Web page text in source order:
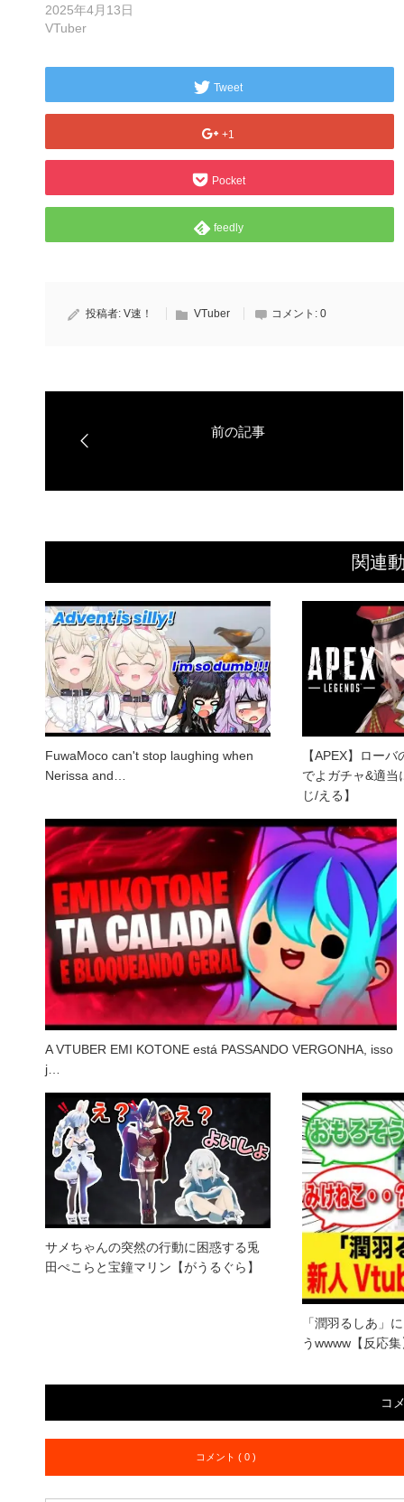
2025年4月13日
VTuber
Tweet
+1
Pocket
feedly
投稿者: V速！ VTuber コメント: 0
関連
FuwaMoco can't stop laughing when
Nerissa and…
【APEX】ロー
でよガチャ&適当
じ/える】
A VTUBER EMI KOTONE está PASSANDO VERGONHA, isso
j…
サメちゃんの突然の行動に困惑する兎
田ぺこらと宝鐘マリン【がうるぐら】
「潤羽るしあ」
うwwww【反応集
コ
コメント ( 0 )